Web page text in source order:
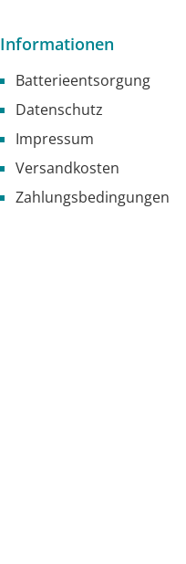
Informationen
Batterieentsorgung
Datenschutz
Impressum
Versandkosten
Zahlungsbedingungen